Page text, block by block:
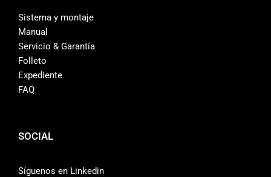
Sistema y montaje
Manual
Servicio & Garantía
Folleto
Expediente
FAQ
SOCIAL
Síguenos en Linkedin